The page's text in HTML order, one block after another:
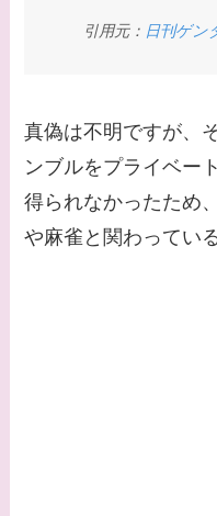
引用元： 日刊ゲン
真偽は不明ですが、
ンブルをプライベー
得られなかったため
や麻雀と関わってい